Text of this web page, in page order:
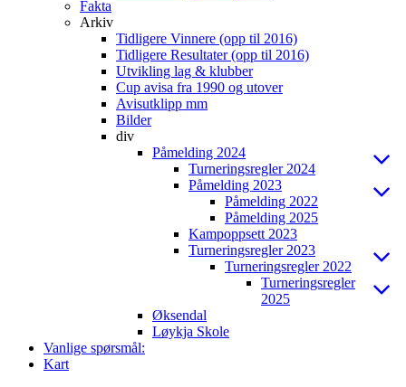
Fakta
Arkiv
Tidligere Vinnere (opp til 2016)
Tidligere Resultater (opp til 2016)
Utvikling lag & klubber
Cup avisa fra 1990 og utover
Avisutklipp mm
Bilder
div
Påmelding 2024
Turneringsregler 2024
Påmelding 2023
Påmelding 2022
Påmelding 2025
Kampoppsett 2023
Turneringsregler 2023
Turneringsregler 2022
Turneringsregler
2025
Øksendal
Løykja Skole
Vanlige spørsmål:
Kart